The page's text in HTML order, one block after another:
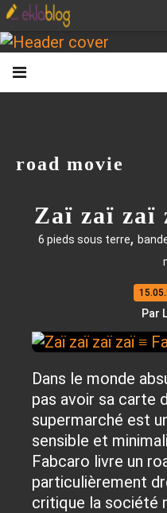
road movie
Zaï zaï zaï
6 pieds sous terre,
Par
Dans le monde
pas avoir sa carte
supermarché est
sensible et
Fabcaro livre un
particulièrement
critique la société